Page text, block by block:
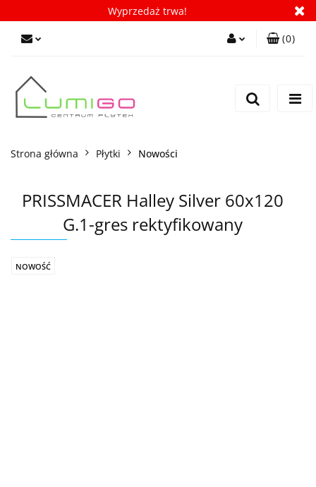
Wyprzedaż trwa!
(0)
Strona główna Płytki Nowości
PRISSMACER Halley Silver 60x120
G.1-gres rektyfikowany
NOWOŚĆ